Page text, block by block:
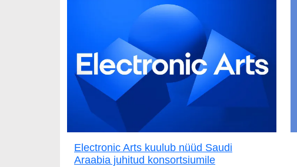
Electronic Arts kuulub nüüd Saudi
Araabia juhitud konsortsiumile